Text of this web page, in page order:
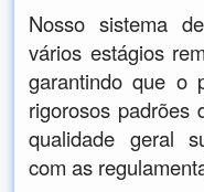
Nosso sistema
vários estágios
garantindo que o
rigorosos padrões
qualidade geral
com as